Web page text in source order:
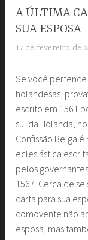
A ÚLTIMA
SUA ESPOSA
17 de fevereiro de
Se você
holandesas,
escrito em 1561
sul da Holanda,
Confissão Belga
eclesiástica
pelos
1567. Cerca de
carta para sua
comovente não
esposa, mas